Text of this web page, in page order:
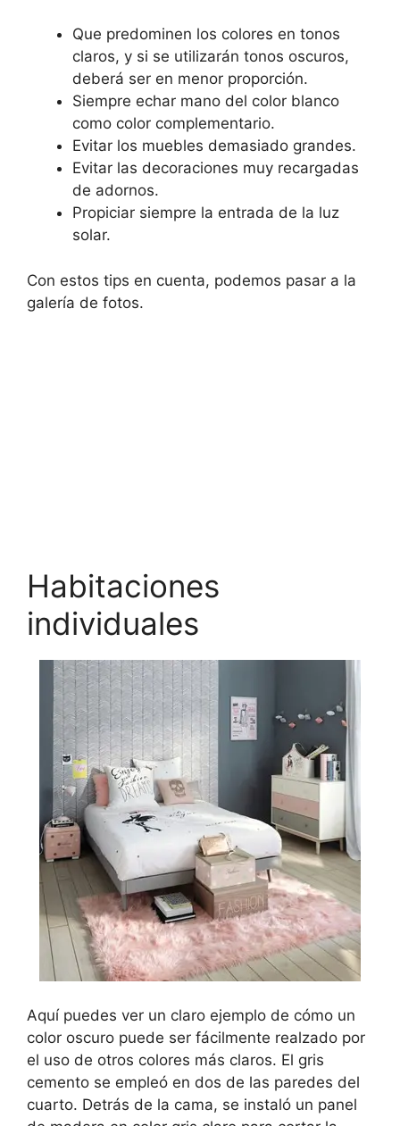
Que predominen los colores en tonos
claros, y si se utilizarán tonos oscuros,
deberá ser en menor proporción.
Siempre echar mano del color blanco
como color complementario.
Evitar los muebles demasiado grandes.
Evitar las decoraciones muy recargadas
de adornos.
Propiciar siempre la entrada de la luz
solar.
Con estos tips en cuenta, podemos pasar a la
galería de fotos.
Habitaciones
individuales
Aquí puedes ver un claro ejemplo de cómo un
color oscuro puede ser fácilmente realzado por
el uso de otros colores más claros. El gris
cemento se empleó en dos de las paredes del
cuarto. Detrás de la cama, se instaló un panel